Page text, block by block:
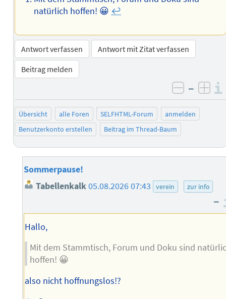
natürlich hoffen! 😀 ↩︎
Antwort verfassen
Antwort mit Zitat verfassen
Beitrag melden
negativ
–
Übersicht alle Foren SELFHTML-Forum
anmelden
Benutzerkonto erstellen
Beitrag im Thread-Baum
Sommerpause!
Tabellenkalk05.08.2026 07:43 verein zur info
–
Hallo,
Mit dem Stammtisch, Forum und Doku sind
hoffen! 😀
also nicht hoffnungslos!?